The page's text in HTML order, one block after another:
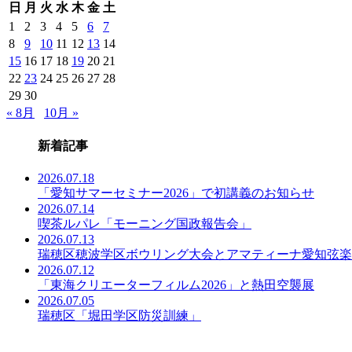
事
一
覧
日
月 火 水 木 金 土
1
2 3 4 5 6
7
8
9 10 11 12 13 14
15 16 17 18 19 20 21
22 23 24 25 26 27 28
29 30
« 8月
10月 »
新着記事
2026.07.18
「愛知サマーセミナー2026」で初講義のお知らせ
2026.07.14
喫茶ルパレ「モーニング国政報告会」
2026.07.13
瑞穂区穂波学区ボウリング大会とアマティーナ愛知弦
2026.07.12
「東海クリエーターフィルム2026」と熱田空襲展
2026.07.05
瑞穂区「堀田学区防災訓練」